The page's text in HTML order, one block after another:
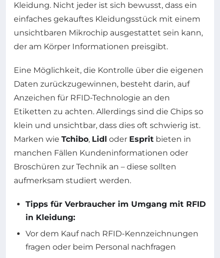
Kleidung. Nicht jeder ist sich bewusst, dass ein
einfaches gekauftes Kleidungsstück mit einem
unsichtbaren Mikrochip ausgestattet sein kann,
der am Körper Informationen preisgibt.
Eine Möglichkeit, die Kontrolle über die eigenen
Daten zurückzugewinnen, besteht darin, auf
Anzeichen für RFID-Technologie an den
Etiketten zu achten. Allerdings sind die Chips so
klein und unsichtbar, dass dies oft schwierig ist.
Marken wie Tchibo, Lidl oder Esprit bieten in
manchen Fällen Kundeninformationen oder
Broschüren zur Technik an – diese sollten
aufmerksam studiert werden.
Tipps für Verbraucher im Umgang mit RFID
in Kleidung:
Vor dem Kauf nach RFID-Kennzeichnungen
fragen oder beim Personal nachfragen